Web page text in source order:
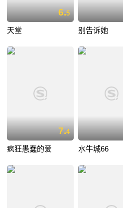
6.5
天堂 别告诉她
7.4
疯狂愚蠢的爱 水牛城66